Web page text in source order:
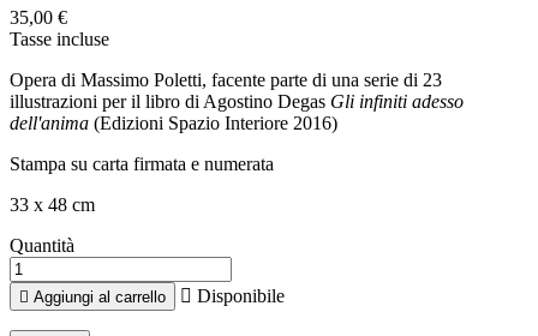
35,00 €
Tasse incluse
Opera di Massimo Poletti, facente parte di una serie di 23
illustrazioni per il libro di Agostino Degas Gli infiniti adesso
dell'anima (Edizioni Spazio Interiore 2016)
Stampa su carta firmata e numerata
33 x 48 cm
Quantità
 Aggiungi al carrello  Disponibile